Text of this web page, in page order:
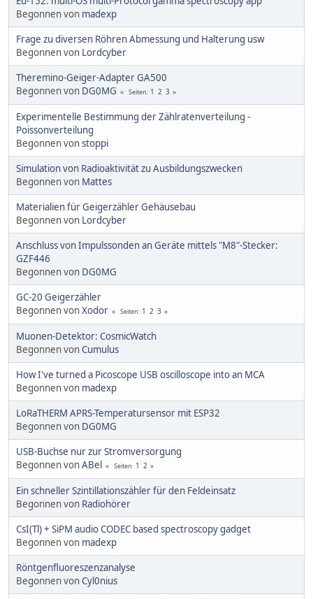
Begonnen von madexp
Frage zu diversen Röhren Abmessung und Halterung usw
Begonnen von Lordcyber
Theremino-Geiger-Adapter GA500
Begonnen von DG0MG Seiten 1 2 3
Experimentelle Bestimmung der Zählratenverteilung -
Poissonverteilung
Begonnen vonstoppi
Simulation von Radioaktivität zu Ausbildungszwecken
Begonnen von Mattes
Materialien für Geigerzähler Gehäusebau
Begonnen von Lordcyber
Anschluss von Impulssonden an Geräte mittels "M8"-Stecker:
GZF446
Begonnen von DG0MG
GC-20 Geigerzähler
Begonnen vonXodor Seiten 1 2 3
Muonen-Detektor: CosmicWatch
Begonnen vonCumulus
How I've turned a Picoscope USB oscilloscope into an MCA
Begonnen von madexp
LoRaTHERM APRS-Temperatursensor mit ESP32
Begonnen von DG0MG
USB-Buchse nur zur Stromversorgung
Begonnen vonABel Seiten 1 2
Ein schneller Szintillationszähler für den Feldeinsatz
Begonnen von Radiohörer
CsI(Tl) + SiPM audio CODEC based spectroscopy gadget
Begonnen von madexp
Röntgenfluoreszenzanalyse
Begonnen vonCyl0nius